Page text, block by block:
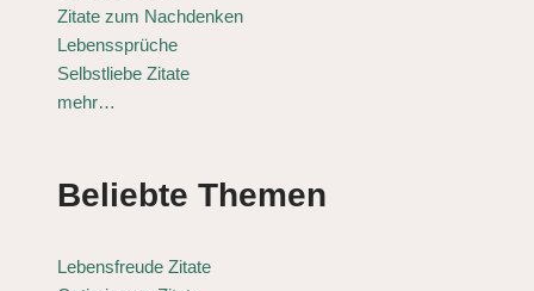
Zitate zum Nachdenken
Lebenssprüche
Selbstliebe Zitate
mehr…
Beliebte Themen
Lebensfreude Zitate